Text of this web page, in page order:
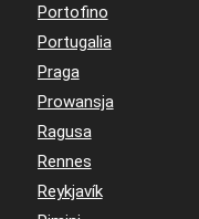
Portofino
Portugalia
Praga
Prowansja
Ragusa
Rennes
Reykjavík